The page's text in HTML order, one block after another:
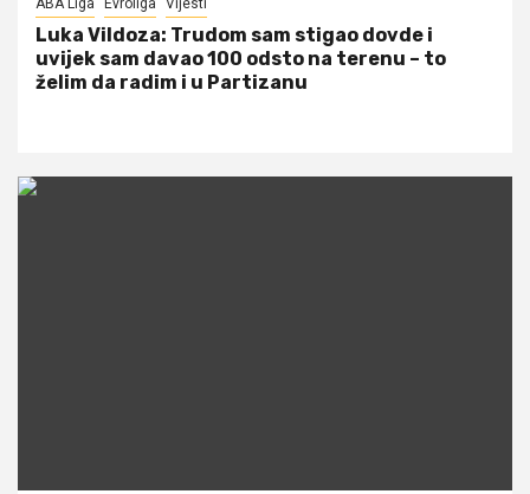
Luka Vildoza: Trudom sam stigao dovde i
uvijek sam davao 100 odsto na terenu – to
želim da radim i u Partizanu